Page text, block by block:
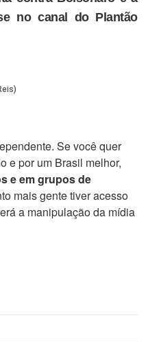
no canal do Plantão
Se você quer
e por um Brasil melhor,
e em grupos de
mais gente tiver acesso
a manipulação da mídia